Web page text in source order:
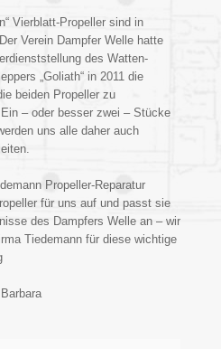
Vierblatt-Propeller sind in
Verein Dampfer Welle hatte
des Watten-
„Goliath“ in 2011 die
beiden Propeller zu
– oder besser zwei – Stücke
uns alle daher auch
Propeller-Reparatur
für uns auf und passt sie
des Dampfers Welle an – wir
Tiedemann für diese wichtige